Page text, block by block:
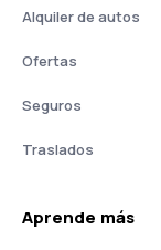
Alquiler de autos
Ofertas
Seguros
Traslados
Aprende más